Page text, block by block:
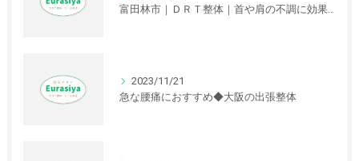
富田林市｜ＤＲＴ整体｜首や肩の不調に効果が期待できます。
2023/11/21
急な腰痛におすすめ◆大阪の出張整体